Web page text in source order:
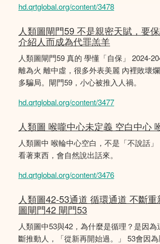
hd.qrtglobal.org/content/3478
人類圖閘門59 不是親密天賦，要
介紹人而成為代罪羔羊
人類圖閘門59 真的 學懂「自保」 2024-
離為火 離中虛，很多外表美麗 內裡敗壞
多騙局。閘門59，小心被推入人禍。
hd.qrtglobal.org/content/3477
人類圖 喉嚨中心未定義 空白中心
人類圖中 喉輪中心空白，不是「不說話
看著東西，會自然說出話來。
hd.qrtglobal.org/content/3476
人類圖42-53通道 循環通道 不斷
圖閘門42 閘門53
人類圖中53與42，為什麼是循理？是因為
斷推動人，「從新再開始過。」 53會因